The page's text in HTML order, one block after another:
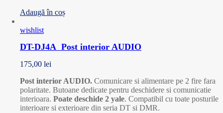
Adaugă în coș
wishlist
DT-DJ4A Post interior AUDIO
175,00 lei
Post interior AUDIO. Comunicare si alimentare pe 2 fire fara
polaritate. Butoane dedicate pentru deschidere si comunicatie
interioara. Poate deschide 2 yale. Compatibil cu toate posturile
interioare si exterioare din seria DT si DMR.